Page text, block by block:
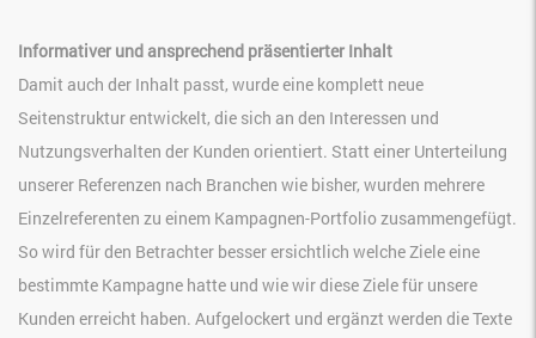
Informativer und ansprechend präsentierter Inhalt
Damit auch der Inhalt passt, wurde eine komplett neue
Seitenstruktur entwickelt, die sich an den Interessen und
Nutzungsverhalten der Kunden orientiert. Statt einer Unterteilung
unserer Referenzen nach Branchen wie bisher, wurden mehrere
Einzelreferenten zu einem Kampagnen-Portfolio zusammengefügt.
So wird für den Betrachter besser ersichtlich welche Ziele eine
bestimmte Kampagne hatte und wie wir diese Ziele für unsere
Kunden erreicht haben. Aufgelockert und ergänzt werden die Texte